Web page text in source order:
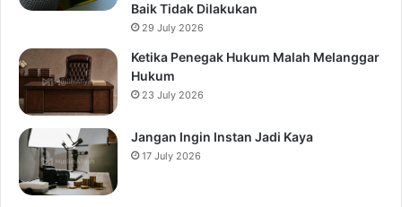
Baik Tidak Dilakukan
29 July 2026
Ketika Penegak Hukum Malah Melanggar
Hukum
23 July 2026
Jangan Ingin Instan Jadi Kaya
17 July 2026